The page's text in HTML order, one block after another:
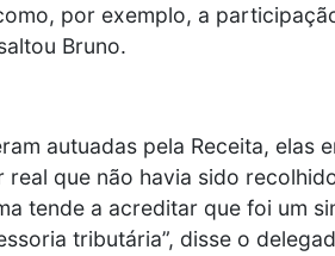
por exemplo, a
Bruno.
autuadas pela Receita, elas
que não havia sido
tende a acreditar que foi um
tributária”, disse o